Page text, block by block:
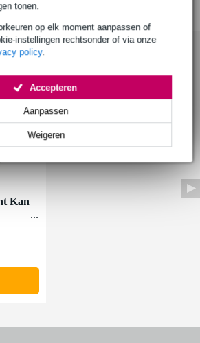
tonen.
op elk moment aanpassen of
instellingen rechtsonder of via onze
policy.
Weigeren
Aanpassen
Accepteren
Kan